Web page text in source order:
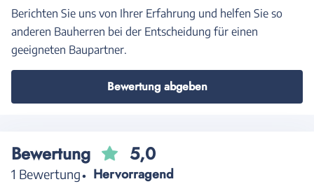
Berichten Sie uns von Ihrer Erfahrung und helfen Sie so
anderen Bauherren bei der Entscheidung für einen
geeigneten Baupartner.
Bewertung abgeben
Bewertung 5,0
1 Bewertung Hervorragend